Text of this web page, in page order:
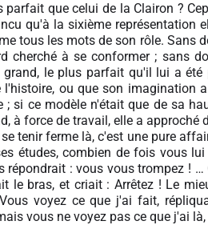
parfait que celui de la Clairon ?
qu'à la sixième
tous les mots de son rôle. Sans
cherché à se conformer ; sans
grand, le plus parfait qu'il lui a
l'histoire, ou que son imagination
; si ce modèle n'était que de sa
à force de travail, elle a approché
tenir ferme là, c'est une pure
études, combien de fois vous
répondrait : vous vous trompez ! …
le bras, et criait : Arrêtez ! Le
voyez ce que j'ai fait,
vous ne voyez pas ce que j'ai